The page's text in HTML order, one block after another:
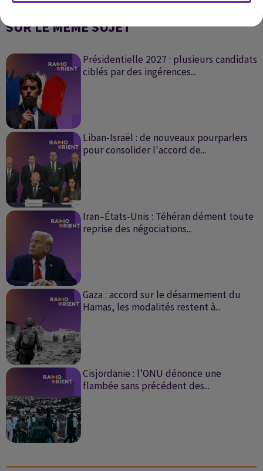
SUR LE MÊME SUJET
Présidentielle 2027 : plusieurs candidats
ciblés par des ingérences...
Liban-Israël : de nouveaux pourparlers
pour consolider l'accord de...
Iran–États-Unis : Téhéran dément toute
reprise des négociations...
Gaza : accord sur le désarmement du
Hamas, les modalités restent à...
Cisjordanie : l’ONU dénonce une
flambée sans précédent des...